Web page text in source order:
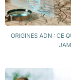
ORIGINES ADN : CE